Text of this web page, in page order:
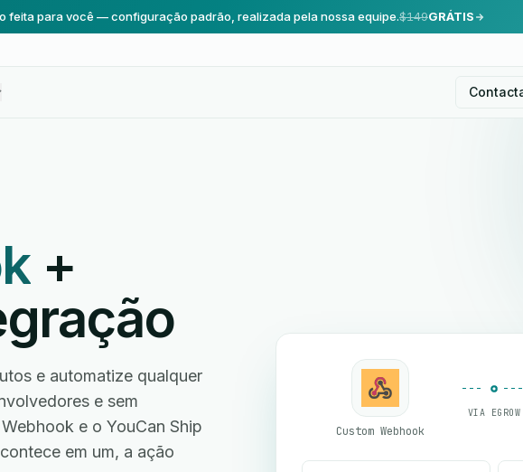
feita para você — configuração padrão, realizada pela nossa equipe.$149GRÁTIS
+
e automatize qualquer
e sem
e o YouCan Ship
em um, a ação
Custom Webhook
VIA EGROW